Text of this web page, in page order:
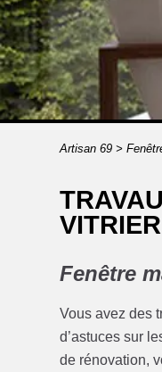
Artisan 69>
Fenêtre
Vous avez des
d’astuces sur
de rénovation,